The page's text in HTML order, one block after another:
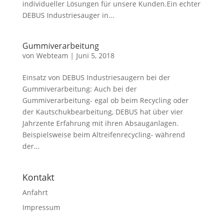
individueller Lösungen für unsere Kunden.Ein echter
DEBUS Industriesauger in...
Gummiverarbeitung
von Webteam | Juni 5, 2018
Einsatz von DEBUS Industriesaugern bei der
Gummiverarbeitung: Auch bei der
Gummiverarbeitung- egal ob beim Recycling oder
der Kautschukbearbeitung, DEBUS hat über vier
Jahrzente Erfahrung mit ihren Absauganlagen.
Beispielsweise beim Altreifenrecycling- während
der...
Kontakt
Anfahrt
Impressum